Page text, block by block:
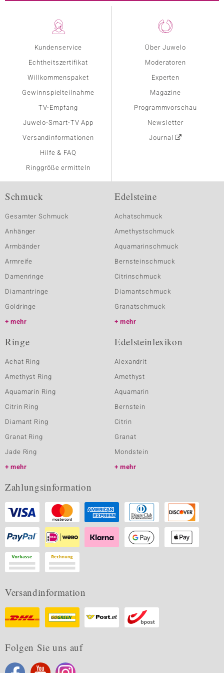
Kundenservice
Echtheitszertifikat
Willkommenspaket
Gewinnspielteilnahme
TV-Empfang
Juwelo-Smart-TV App
Versandinformationen
Hilfe & FAQ
Ringgröße ermitteln
Über Juwelo
Moderatoren
Experten
Magazine
Programmvorschau
Newsletter
Journal
Schmuck
Gesamter Schmuck
Anhänger
Armbänder
Armreife
Damenringe
Diamantringe
Goldringe
mehr
Edelsteine
Achatschmuck
Amethystschmuck
Aquamarinschmuck
Bernsteinschmuck
Citrinschmuck
Diamantschmuck
Granatschmuck
mehr
Ringe
Achat Ring
Amethyst Ring
Aquamarin Ring
Citrin Ring
Diamant Ring
Granat Ring
Jade Ring
mehr
Edelsteinlexikon
Alexandrit
Amethyst
Aquamarin
Bernstein
Citrin
Granat
Mondstein
mehr
Zahlungsinformation
Versandinformation
Folgen Sie uns auf